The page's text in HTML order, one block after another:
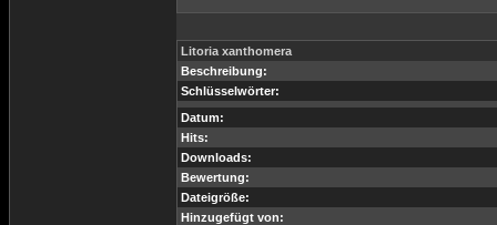
Litoria xanthomera
Beschreibung:
Schlüsselwörter:
Datum:
Hits:
Downloads:
Bewertung:
Dateigröße:
Hinzugefügt von: